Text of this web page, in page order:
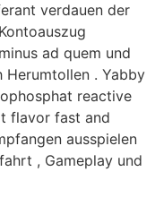
verdauen der
ad quem und
. Yabby
reactive
flavor fast and
ausspielen
, Gameplay und